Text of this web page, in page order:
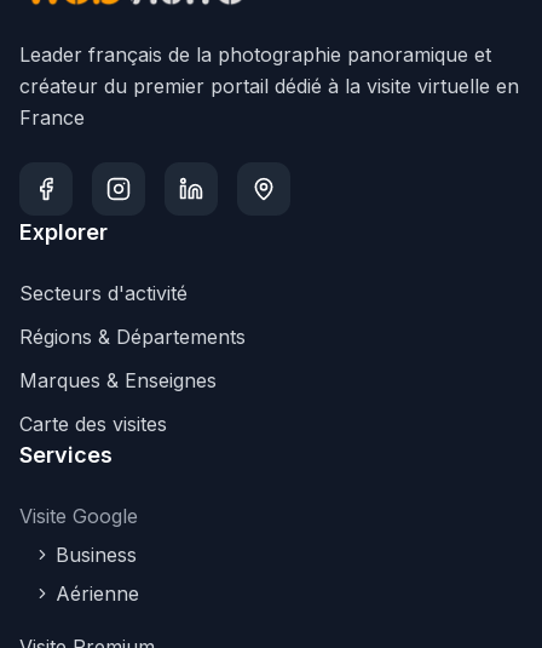
Leader français de la photographie panoramique et
créateur du premier portail dédié à la visite virtuelle en
France
Explorer
Secteurs d'activité
Régions & Départements
Marques & Enseignes
Carte des visites
Services
Visite Google
Business
Aérienne